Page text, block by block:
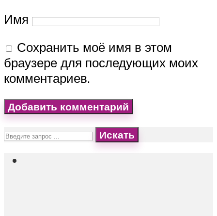
Имя
Сохранить моё имя в этом
браузере для последующих моих
комментариев.
Искать